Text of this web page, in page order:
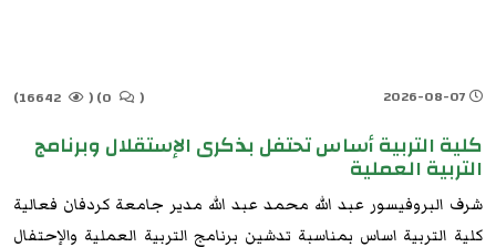
(
(
كلية التربية أساس تحتفل بذكرى الإستقلال وبرنامج
التربية العملية
شرف البروفيسور عبد الله محمد عبد الله مدير جامعة كردفان فعالية
كلية التربية اساس بمناسبة تدشين برنامج التربية العملية والإحتفال